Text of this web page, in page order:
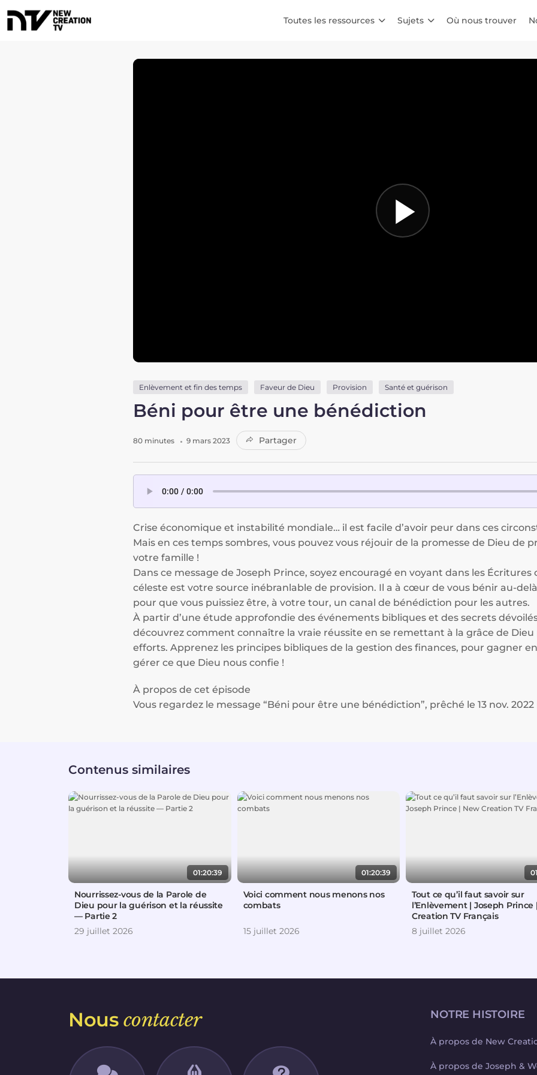
Toutes les ressources Sujets Où nous trouver
Enlèvement et fin des temps Faveur de Dieu Provision Santé et guérison
Béni pour être une bénédiction
80 minutes 9 mars 2023 Partager
Crise économique et instabilité mondiale… il est facile d’avoir peur dans ces
Mais en ces temps sombres, vous pouvez vous réjouir de la promesse de Dieu de
votre famille !
Dans ce message de Joseph Prince, soyez encouragé en voyant dans les
céleste est votre source inébranlable de provision. Il a à cœur de vous bénir au-
pour que vous puissiez être, à votre tour, un canal de bénédiction pour les autres.
À partir d’une étude approfondie des événements bibliques et des secrets
découvrez comment connaître la vraie réussite en se remettant à la grâce de Dieu
efforts. Apprenez les principes bibliques de la gestion des finances, pour gagner
gérer ce que Dieu nous confie !
À propos de cet épisode
Vous regardez le message “Béni pour être une bénédiction”, prêché le 13 nov.
Contenus similaires
01:20:39
Nourrissez-vous de la Parole de
Dieu pour la guérison et la réussite
— Partie 2
29 juillet 2026
01:20:39
Voici comment nous menons nos
combats
15 juillet 2026
Tout ce qu’il faut savoir sur
l’Enlèvement | Joseph Prince
Creation TV Français
8 juillet 2026
Nouscontacter NOTRE HISTOIRE
À propos de New
À propos de Joseph &